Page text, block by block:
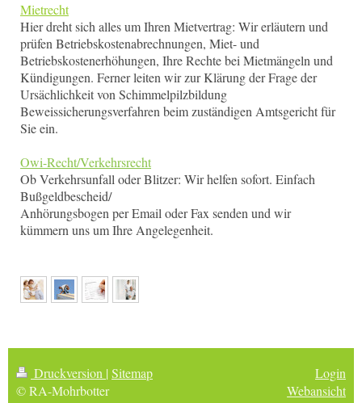
Mietrecht
Hier dreht sich alles um Ihren Mietvertrag: Wir erläutern und
prüfen Betriebskostenabrechnungen, Miet- und
Betriebskostenerhöhungen, Ihre Rechte bei Mietmängeln und
Kündigungen. Ferner leiten wir zur Klärung der Frage der
Ursächlichkeit von Schimmelpilzbildung
Beweissicherungsverfahren beim zuständigen Amtsgericht für
Sie ein.
Owi-Recht/Verkehrsrecht
Ob Verkehrsunfall oder Blitzer: Wir helfen sofort. Einfach
Bußgeldbescheid/
Anhörungsbogen per Email oder Fax senden und wir
kümmern uns um Ihre Angelegenheit.
Druckversion | Sitemap
© RA-Mohrbotter
Login
Webansicht